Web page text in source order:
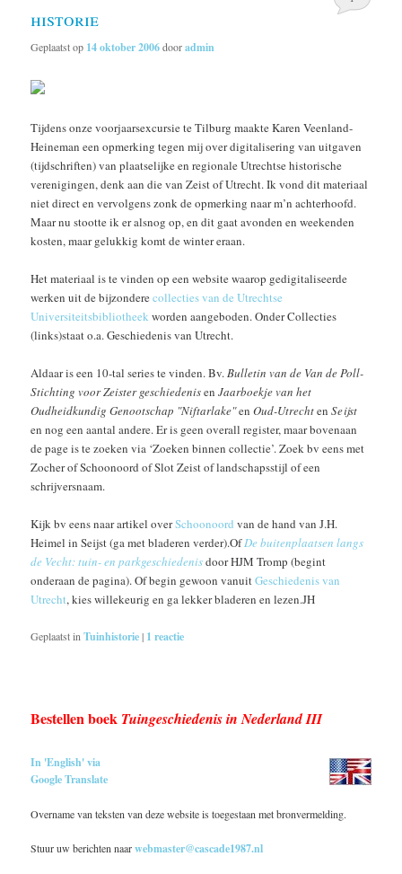
historie
Geplaatst op 14 oktober 2006dooradmin
Tijdens onze voorjaarsexcursie te Tilburg maakte Karen Veenland-
Heineman een opmerking tegen mij over digitalisering van uitgaven
(tijdschriften) van plaatselijke en regionale Utrechtse historische
verenigingen, denk aan die van Zeist of Utrecht. Ik vond dit materiaal
niet direct en vervolgens zonk de opmerking naar m’n achterhoofd.
Maar nu stootte ik er alsnog op, en dit gaat avonden en weekenden
kosten, maar gelukkig komt de winter eraan.
Het materiaal is te vinden op een website waarop gedigitaliseerde
werken uit de bijzonderecollecties van de Utrechtse
Universiteitsbibliotheek worden aangeboden. Onder Collecties
(links)staat o.a. Geschiedenis van Utrecht.
Aldaar is een 10-tal series te vinden. Bv.Bulletin van de Van de Poll-
Stichting voor Zeister geschiedenisenJaarboekje van het
Oudheidkundig Genootschap "Niftarlake"enOud-UtrechtenSeijst
en nog een aantal andere. Er is geen overall register, maar bovenaan
de page is te zoeken via ‘Zoeken binnen collectie’. Zoek bv eens met
Zocher of Schoonoord of Slot Zeist of landschapsstijl of een
schrijversnaam.
Kijk bv eens naar artikel overSchoonoord van de hand van J.H.
Heimel in Seijst (ga met bladeren verder).OfDe buitenplaatsen langs
de Vecht: tuin- en parkgeschiedenisdoor HJM Tromp (begint
onderaan de pagina). Of begin gewoon vanuitGeschiedenis van
Utrecht, kies willekeurig en ga lekker bladeren en lezen.JH
Geplaatst inTuinhistorie| 1 reactie
Bestellen boek Tuingeschiedenis in Nederland III
In 'English' via
Google Translate
Overname van teksten van deze website is toegestaan met bronvermelding.
Stuur uw berichten naarwebmaster@cascade1987.nl